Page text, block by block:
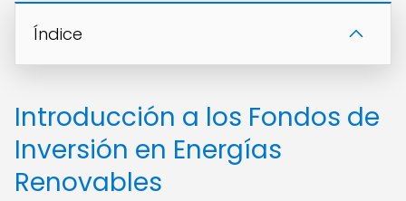
Índice
Introducción a los Fondos de
Inversión en Energías
Renovables